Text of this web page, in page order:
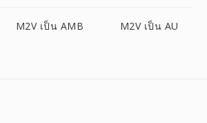
M2V เป็น AMB M2V เป็น AU